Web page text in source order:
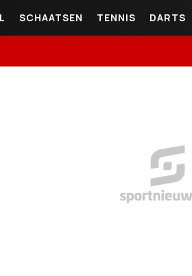
SCHAATSEN TENNIS DARTS